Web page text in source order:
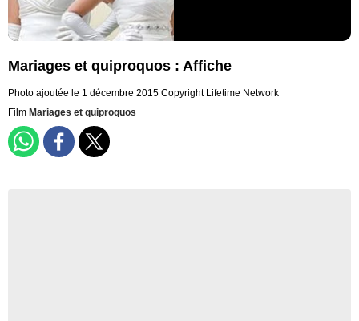
Mariages et quiproquos : Affiche
Photo ajoutée le 1 décembre 2015 Copyright Lifetime Network
Film Mariages et quiproquos